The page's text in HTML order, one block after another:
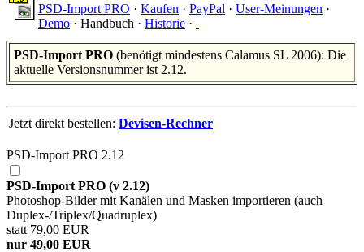
PSD-Import PRO · Kaufen · PayPal · User-Meinungen ·
Demo · Handbuch · Historie ·
PSD-Import PRO (benötigt mindestens Calamus SL 2006): Die
aktuelle Versionsnummer ist 2.12.
Jetzt direkt bestellen: Devisen-Rechner
PSD-Import PRO 2.12
PSD-Import PRO (v 2.12)
Photoshop-Bilder mit Kanälen und Masken importieren (auch
Duplex-/Triplex/Quadruplex)
statt 79,00 EUR
nur 49,00 EUR